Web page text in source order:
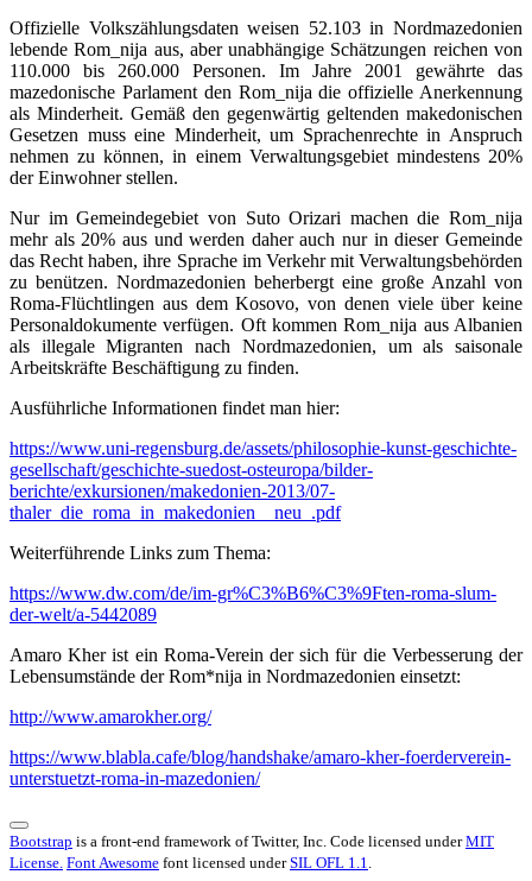
Offizielle Volkszählungsdaten weisen 52.103 in Nordmazedonien
lebende Rom_nija aus, aber unabhängige Schätzungen reichen von
110.000 bis 260.000 Personen. Im Jahre 2001 gewährte das
mazedonische Parlament den Rom_nija die offizielle Anerkennung
als Minderheit. Gemäß den gegenwärtig geltenden makedonischen
Gesetzen muss eine Minderheit, um Sprachenrechte in Anspruch
nehmen zu können, in einem Verwaltungsgebiet mindestens 20%
der Einwohner stellen.
Nur im Gemeindegebiet von Suto Orizari machen die Rom_nija
mehr als 20% aus und werden daher auch nur in dieser Gemeinde
das Recht haben, ihre Sprache im Verkehr mit Verwaltungsbehörden
zu benützen. Nordmazedonien beherbergt eine große Anzahl von
Roma-Flüchtlingen aus dem Kosovo, von denen viele über keine
Personaldokumente verfügen. Oft kommen Rom_nija aus Albanien
als illegale Migranten nach Nordmazedonien, um als saisonale
Arbeitskräfte Beschäftigung zu finden.
Ausführliche Informationen findet man hier:
https://www.uni-regensburg.de/assets/philosophie-kunst-geschichte-
gesellschaft/geschichte-suedost-osteuropa/bilder-
berichte/exkursionen/makedonien-2013/07-
thaler_die_roma_in_makedonien__neu_.pdf
Weiterführende Links zum Thema:
https://www.dw.com/de/im-gr%C3%B6%C3%9Ften-roma-slum-
der-welt/a-5442089
Amaro Kher ist ein Roma-Verein der sich für die Verbesserung der
Lebensumstände der Rom*nija in Nordmazedonien einsetzt:
http://www.amarokher.org/
https://www.blabla.cafe/blog/handshake/amaro-kher-foerderverein-
unterstuetzt-roma-in-mazedonien/
Bootstrap is a front-end framework of Twitter, Inc. Code licensed underMIT
License. Font Awesome font licensed underSIL OFL 1.1